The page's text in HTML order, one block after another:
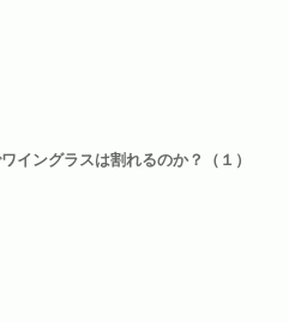
イングラスは割れるのか？（１）